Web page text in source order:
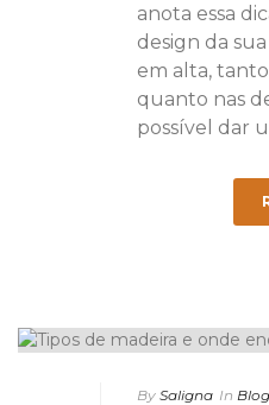
anota essa
design da
em alta,
quanto nas
possível dar
By Saligna In Blog